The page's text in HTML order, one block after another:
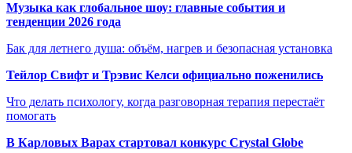
Музыка как глобальное шоу: главные события и
тенденции 2026 года
Бак для летнего душа: объём, нагрев и безопасная установка
Тейлор Свифт и Трэвис Келси официально поженились
Что делать психологу, когда разговорная терапия перестаёт
помогать
В Карловых Варах стартовал конкурс Crystal Globe